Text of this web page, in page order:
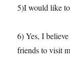
5)I would like
6) Yes, I
friends to visit